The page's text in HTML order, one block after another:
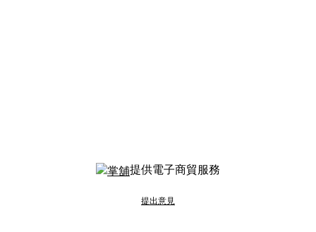
提供電子商貿服務
提出意見